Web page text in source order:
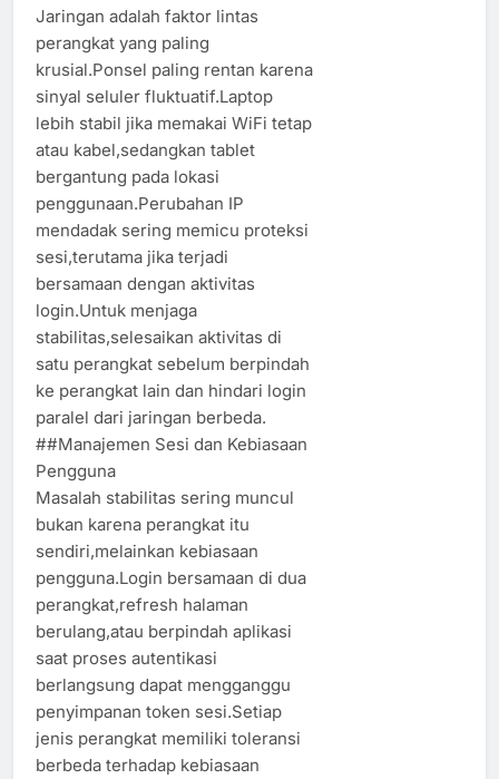
Jaringan adalah faktor lintas
perangkat yang paling
krusial.Ponsel paling rentan karena
sinyal seluler fluktuatif.Laptop
lebih stabil jika memakai WiFi tetap
atau kabel,sedangkan tablet
bergantung pada lokasi
penggunaan.Perubahan IP
mendadak sering memicu proteksi
sesi,terutama jika terjadi
bersamaan dengan aktivitas
login.Untuk menjaga
stabilitas,selesaikan aktivitas di
satu perangkat sebelum berpindah
ke perangkat lain dan hindari login
paralel dari jaringan berbeda.
##Manajemen Sesi dan Kebiasaan
Pengguna
Masalah stabilitas sering muncul
bukan karena perangkat itu
sendiri,melainkan kebiasaan
pengguna.Login bersamaan di dua
perangkat,refresh halaman
berulang,atau berpindah aplikasi
saat proses autentikasi
berlangsung dapat mengganggu
penyimpanan token sesi.Setiap
jenis perangkat memiliki toleransi
berbeda terhadap kebiasaan